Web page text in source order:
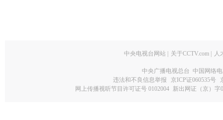
中央电视台网站 关于CCTV.com 人
中央广播电视总台 中国网络
违法和不良信息举报
京ICP证060535号
网上传播视听节目许可证号 0102004 新出网证（京）